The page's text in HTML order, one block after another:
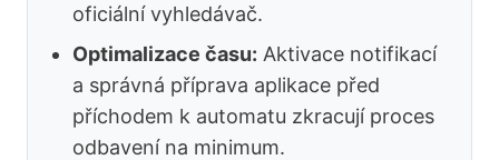
oficiální vyhledávač.
Optimalizace času: Aktivace notifikací
a správná příprava aplikace před
příchodem k automatu zkracují proces
odbavení na minimum.